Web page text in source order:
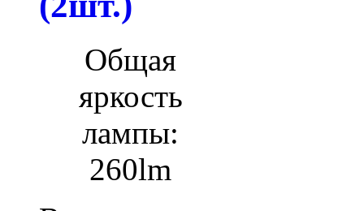
Общая
яркость
лампы:
260lm